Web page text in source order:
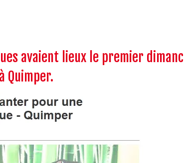
avaient lieux le premier
Quimper.